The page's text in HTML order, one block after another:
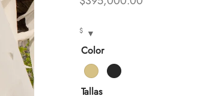
$
Color
Tallas